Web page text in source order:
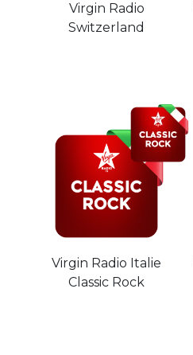
Virgin Radio
Switzerland
Virgin Radio Italie
Classic Rock